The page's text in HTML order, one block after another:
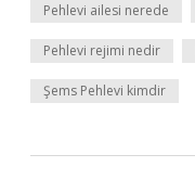
Pehlevi ailesi nerede
Pehlevi rejimi nedir
Şems Pehlevi kimdir